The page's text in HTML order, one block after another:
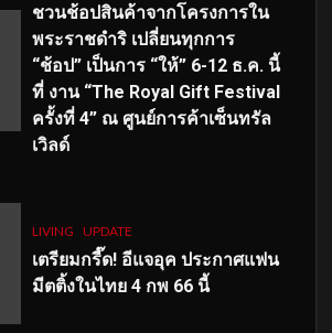
ชวนช้อปสินค้าจากโครงการใน
พระราชดำริ เปลี่ยนทุกการ
“ช้อป” เป็นการ “ให้” 6-12 ธ.ค. นี้
ที่ งาน “The Royal Gift Festival
ครั้งที่ 4” ณ ศูนย์การค้าเซ็นทรัล
เวิลด์
LIVING UPDATE
เตรียมกรี๊ด! อีแจอุค ประกาศแฟน
มีตติ้งในไทย 4 กพ 66 นี้